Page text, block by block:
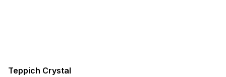
Teppich Crystal